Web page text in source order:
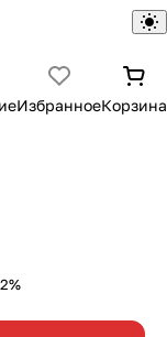
ИзбранноеКорзина